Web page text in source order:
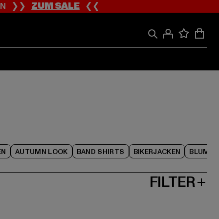
❯❯ZUM SALE❮❮
AUTUMN LOOK BAND SHIRTS BIKERJACKEN
FILTER